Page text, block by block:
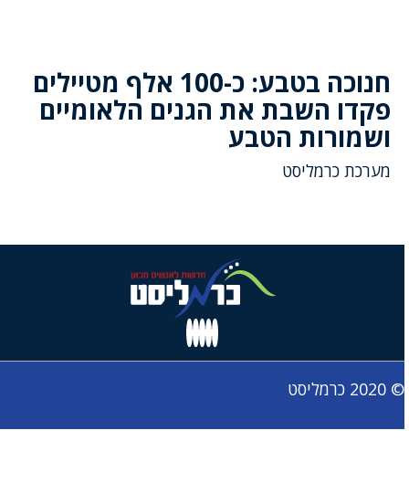
חנוכה בטבע: כ-100 אלף מטיילים
פקדו השבת את הגנים הלאומיים
ושמורות הטבע
מערכת כרמליסט
© 2020 כרמליסט